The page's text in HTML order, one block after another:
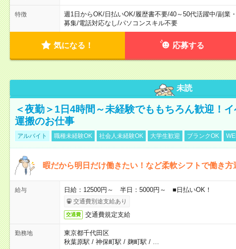
特徴 週1日からOK/日払いOK/履歴書不要/40～50代活躍中/副業
募集/電話対応なし/パソコンスキル不要
気になる！ 応募する
未読
＜夜勤＞1日4時間～未経験でももちろん歓迎！
運搬のお仕事
アルバイト 職種未経験OK 社会人未経験OK 大学生歓迎 ブランクOK
暇だから明日だけ働きたい！など柔軟シフトで働き
給与 日給：12500円～ 半日：5000円～ ■日払いOK！
交通費別途支給あり
交通費 交通費規定支給
勤務地
東京都千代田区
秋葉原駅 / 神保町駅 / 麹町駅 /